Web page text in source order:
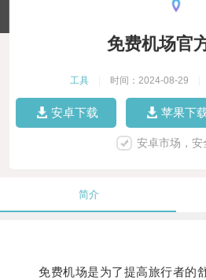
免费机场官
工具 时间：2024-08-29
安卓下载 苹果下
安卓市场，安
简介
免费机场是为了提高旅行者的